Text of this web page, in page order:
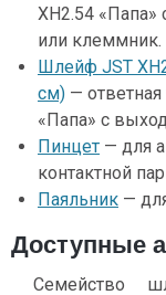
XH2.54
или клеммник.
Шлейф JST
см) — ответная
«Папа» с
Пинцет — для
контактной
Паяльник —
Доступные
Семейство